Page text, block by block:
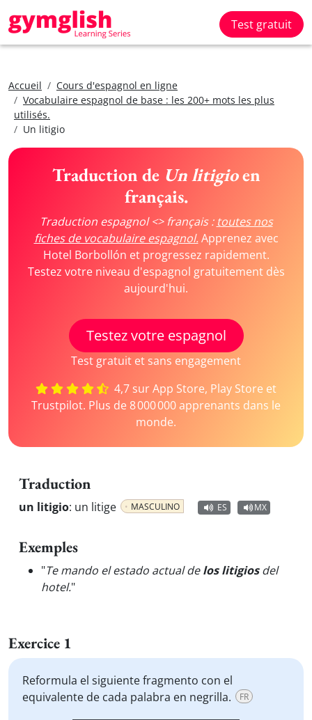
Test gratuit
Accueil
Cours d'espagnol en ligne
Vocabulaire espagnol de base : les 200+ mots les plus
utilisés.
Un litigio
Traduction de Un litigioen
français.
Traduction espagnol <> français : toutes nos
fiches de vocabulaire espagnol.Apprenez avec
Hotel Borbollón et progressez rapidement.
Testez votre niveau d'espagnol gratuitement dès
aujourd'hui.
Testez votre espagnol
Test gratuit et sans engagement
4,7 sur App Store, Play Store et
Trustpilot. Plus de 8 000 000 apprenants dans le
monde.
Traduction
un litigio: un litige MASCULINO ES MX
Exemples
"Te mando el estado actual delos litigiosdel
hotel."
Exercice 1
Reformula el siguiente fragmento con el
equivalente de cada palabra en negrilla.
FR